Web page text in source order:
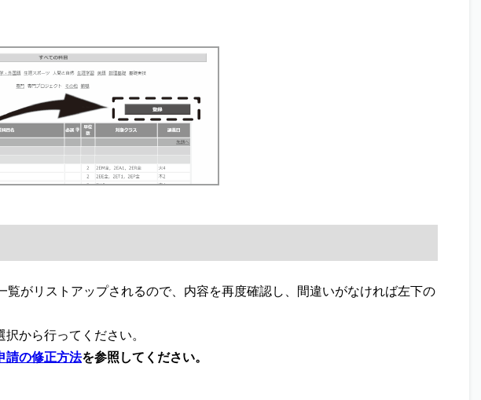
がリストアップされるので、内容を再度確認し、間違いがなければ左下の
から行ってください。
請の修正方法を参照してください。